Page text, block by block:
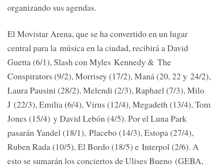
organizando sus agendas.
El Movistar Arena, que se ha convertido en un lugar
central para la música en la ciudad, recibirá a David
Guetta (6/1), Slash con Myles Kennedy & The
Conspirators (9/2), Morrisey (17/2), Maná (20, 22 y 24/2),
Laura Pausini (28/2), Melendi (2/3), Raphael (7/3), Milo
J (22/3), Emilia (6/4), Virus (12/4), Megadeth (13/4), Tom
Jones (15/4) y David Lebón (4/5). Por el Luna Park
pasarán Yandel (18/1), Placebo (14/3), Estopa (27/4),
Ruben Rada (10/5), El Bordo (18/5) e Interpol (2/6). A
esto se sumarán los conciertos de Ulises Bueno (GEBA,